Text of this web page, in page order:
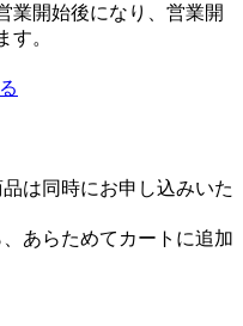
業開始後になり、営業開
す。
は同時にお申し込みいた
あらためてカートに追加